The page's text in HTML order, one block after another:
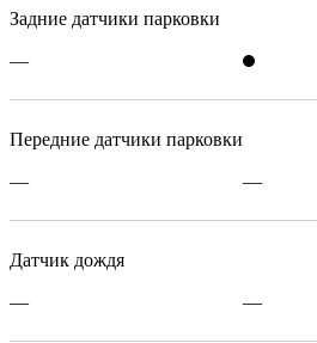
Задние датчики парковки
—
Передние датчики парковки
— —
Датчик дождя
— —